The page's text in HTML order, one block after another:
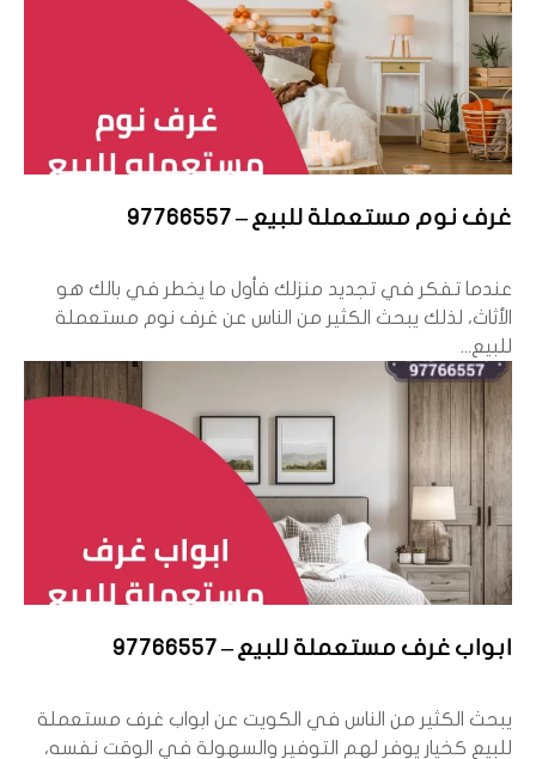
غرف نوم مستعملة للبيع – 97766557
عندما تفكر في تجديد منزلك فأول ما يخطر في بالك هو
الأثاث، لذلك يبحث الكثير من الناس عن غرف نوم مستعملة
للبيع...
ابواب غرف مستعملة للبيع – 97766557
يبحث الكثير من الناس في الكويت عن ابواب غرف مستعملة
للبيع كخيار يوفر لهم التوفير والسهولة في الوقت نفسه،